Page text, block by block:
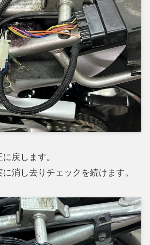
戻します。
消し去りチェックを続けます。